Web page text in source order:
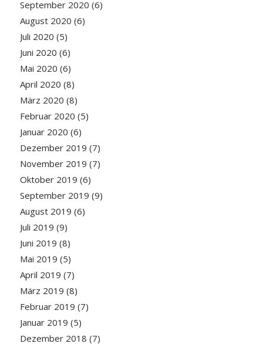
September 2020 (6)
August 2020 (6)
Juli 2020 (5)
Juni 2020 (6)
Mai 2020 (6)
April 2020 (8)
März 2020 (8)
Februar 2020 (5)
Januar 2020 (6)
Dezember 2019 (7)
November 2019 (7)
Oktober 2019 (6)
September 2019 (9)
August 2019 (6)
Juli 2019 (9)
Juni 2019 (8)
Mai 2019 (5)
April 2019 (7)
März 2019 (8)
Februar 2019 (7)
Januar 2019 (5)
Dezember 2018 (7)